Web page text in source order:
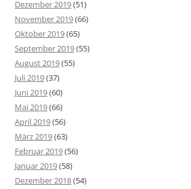
Dezember 2019(51)
November 2019(66)
Oktober 2019(65)
September 2019(55)
August 2019(55)
Juli 2019(37)
Juni 2019(60)
Mai 2019(66)
April 2019(56)
März 2019(63)
Februar 2019(56)
Januar 2019(58)
Dezember 2018(54)